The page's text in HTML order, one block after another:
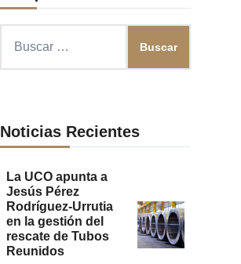
Noticias Recientes
La UCO apunta a
Jesús Pérez
Rodríguez-Urrutia
en la gestión del
rescate de Tubos
Reunidos